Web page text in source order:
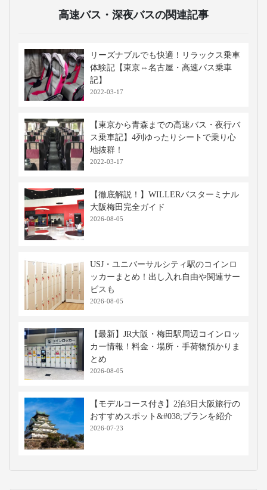
高速バス・深夜バスの関連記事
リーズナブルでも快適！リラックス乗車
体験記【東京⇔名古屋・高速バス乗車
記】
2022-03-17
【東京から青森までの高速バス・夜行バ
ス乗車記】4列ゆったりシートで乗り心
地抜群！
2022-03-17
【徹底解説！】WILLERバスターミナル
大阪梅田完全ガイド
2026-08-05
USJ・ユニバーサルシティ駅のコインロ
ッカーまとめ！出し入れ自由や関連サー
ビスも
2026-08-05
【最新】JR大阪・梅田駅周辺コインロッ
カー情報！料金・場所・手荷物預かりま
とめ
2026-08-05
【モデルコース付き】2泊3日大阪旅行の
おすすめスポット&#038;プランを紹介
2026-07-23